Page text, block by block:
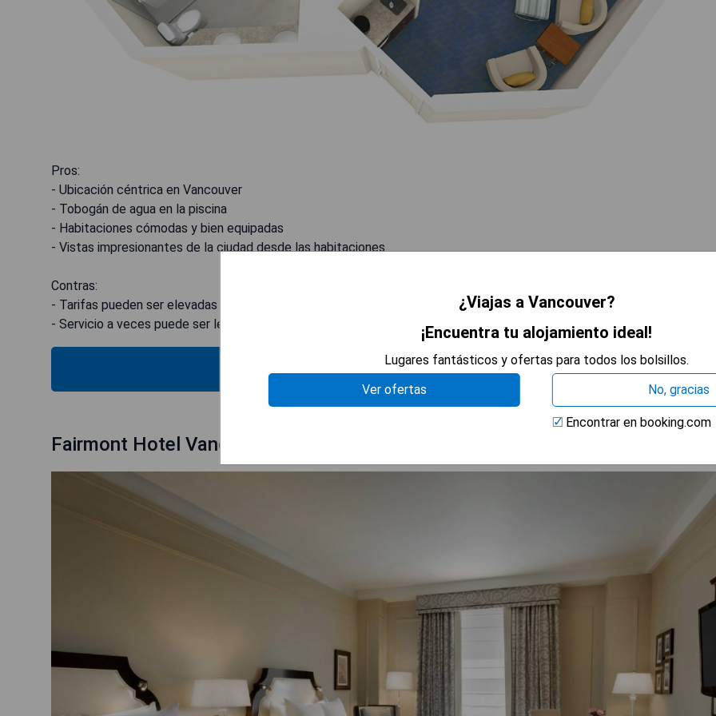
Pros:
- Ubicación céntrica en Vancouver
- Tobogán de agua en la piscina
- Habitaciones cómodas y bien equipadas
- Vistas impresionantes de la ciudad desde las habitaciones
Contras:
- Tarifas pueden ser elevadas durante temporadas altas
- Servicio a veces puede ser lento o poco atento
MOSTRAR DISPONIBILIDAD
Fairmont Hotel Vancouver
¿Viajas a Vancouver?
¡Encuentra tu alojamiento ideal!
Lugares fantásticos y ofertas para todos los bolsillos.
Ver ofertas
No, gracias
Encontrar en booking.com